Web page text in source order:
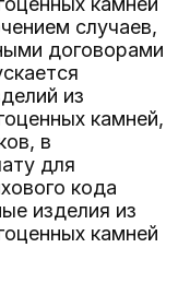
случаев,
договорами
из
камней,
в
для
кода
изделия из
камней